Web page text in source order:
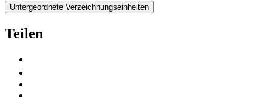
Untergeordnete Verzeichnungseinheiten
Teilen